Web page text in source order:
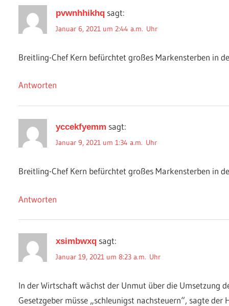
pvwnhhikhq sagt:
Januar 6, 2021 um 2:44 a.m. Uhr
Breitling-Chef Kern befürchtet großes Markensterben in
Antworten
yccekfyemm sagt:
Januar 9, 2021 um 1:34 a.m. Uhr
Breitling-Chef Kern befürchtet großes Markensterben in
Antworten
xsimbwxq sagt:
Januar 19, 2021 um 8:23 a.m. Uhr
In der Wirtschaft wächst der Unmut über die Umsetzung
Gesetzgeber müsse „schleunigst nachsteuern“, sagte